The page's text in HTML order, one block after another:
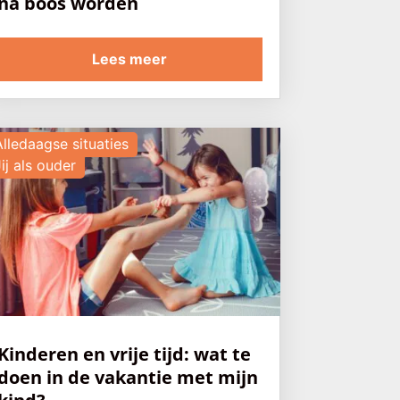
Lees meer
en vrije tijd: wat te
in de vakantie met mijn
situaties
als ouder